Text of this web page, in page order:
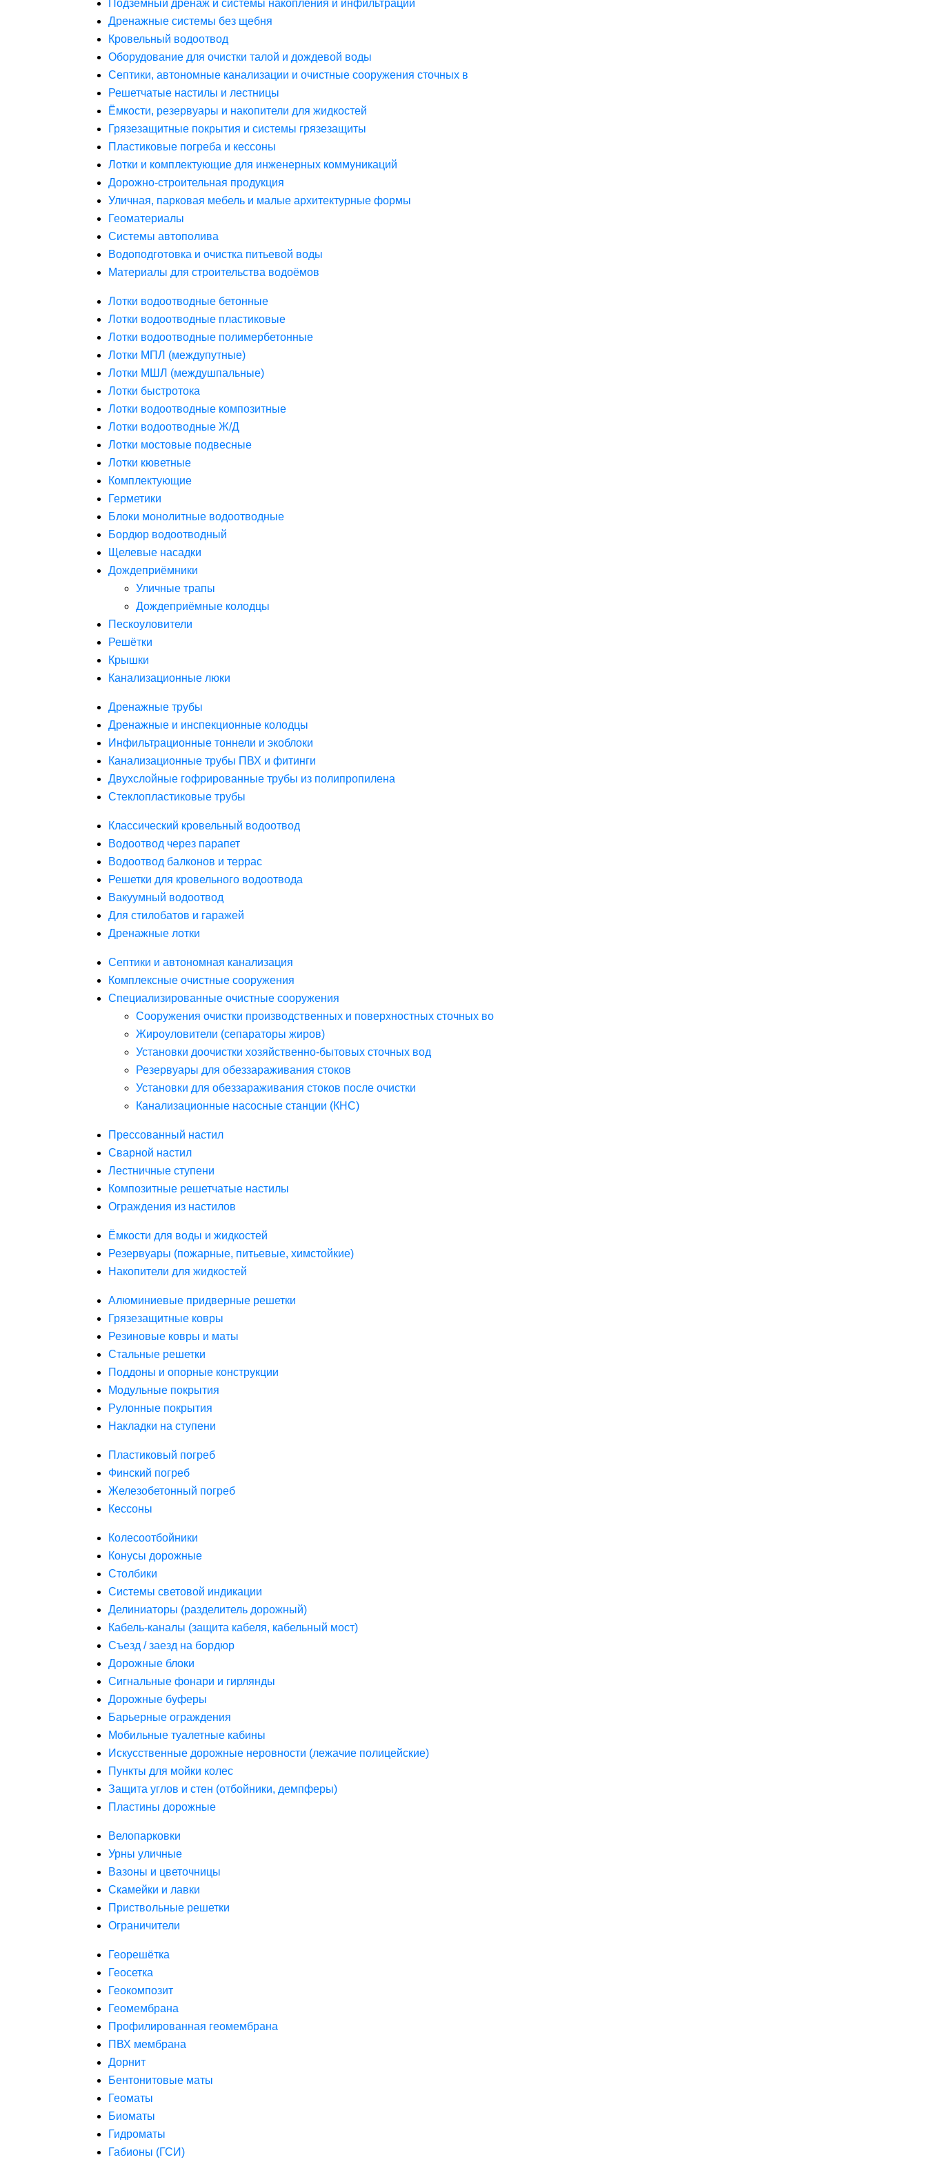
Подземный дренаж и системы накопления и инфильтрации
Дренажные системы без щебня
Кровельный водоотвод
Оборудование для очистки талой и дождевой воды
Септики, автономные канализации и очистные сооружения сточных в
Решетчатые настилы и лестницы
Ёмкости, резервуары и накопители для жидкостей
Грязезащитные покрытия и системы грязезащиты
Пластиковые погреба и кессоны
Лотки и комплектующие для инженерных коммуникаций
Дорожно-строительная продукция
Уличная, парковая мебель и малые архитектурные формы
Геоматериалы
Системы автополива
Водоподготовка и очистка питьевой воды
Материалы для строительства водоёмов
Лотки водоотводные бетонные
Лотки водоотводные пластиковые
Лотки водоотводные полимербетонные
Лотки МПЛ (междупутные)
Лотки МШЛ (междушпальные)
Лотки быстротока
Лотки водоотводные композитные
Лотки водоотводные Ж/Д
Лотки мостовые подвесные
Лотки кюветные
Комплектующие
Герметики
Блоки монолитные водоотводные
Бордюр водоотводный
Щелевые насадки
Дождеприёмники
Уличные трапы
Дождеприёмные колодцы
Пескоуловители
Решётки
Крышки
Канализационные люки
Дренажные трубы
Дренажные и инспекционные колодцы
Инфильтрационные тоннели и экоблоки
Канализационные трубы ПВХ и фитинги
Двухслойные гофрированные трубы из полипропилена
Стеклопластиковые трубы
Классический кровельный водоотвод
Водоотвод через парапет
Водоотвод балконов и террас
Решетки для кровельного водоотвода
Вакуумный водоотвод
Для стилобатов и гаражей
Дренажные лотки
Септики и автономная канализация
Комплексные очистные сооружения
Специализированные очистные сооружения
Сооружения очистки производственных и поверхностных сточных во
Жироуловители (сепараторы жиров)
Установки доочистки хозяйственно-бытовых сточных вод
Резервуары для обеззараживания стоков
Установки для обеззараживания стоков после очистки
Канализационные насосные станции (КНС)
Прессованный настил
Сварной настил
Лестничные ступени
Композитные решетчатые настилы
Ограждения из настилов
Ёмкости для воды и жидкостей
Резервуары (пожарные, питьевые, химстойкие)
Накопители для жидкостей
Алюминиевые придверные решетки
Грязезащитные ковры
Резиновые ковры и маты
Стальные решетки
Поддоны и опорные конструкции
Модульные покрытия
Рулонные покрытия
Накладки на ступени
Пластиковый погреб
Финский погреб
Железобетонный погреб
Кессоны
Колесоотбойники
Конусы дорожные
Столбики
Системы световой индикации
Делиниаторы (разделитель дорожный)
Кабель-каналы (защита кабеля, кабельный мост)
Съезд / заезд на бордюр
Дорожные блоки
Сигнальные фонари и гирлянды
Дорожные буферы
Барьерные ограждения
Мобильные туалетные кабины
Искусственные дорожные неровности (лежачие полицейские)
Пункты для мойки колес
Защита углов и стен (отбойники, демпферы)
Пластины дорожные
Велопарковки
Урны уличные
Вазоны и цветочницы
Скамейки и лавки
Приствольные решетки
Ограничители
Георешётка
Геосетка
Геокомпозит
Геомембрана
Профилированная геомембрана
ПВХ мембрана
Дорнит
Бентонитовые маты
Геоматы
Биоматы
Гидроматы
Габионы (ГСИ)